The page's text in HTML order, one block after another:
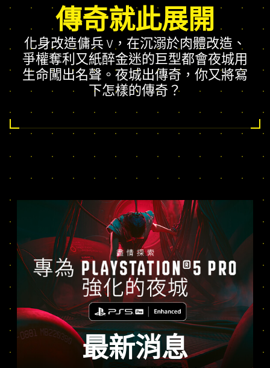
傳奇就此展開
化身改造傭兵 V，在沉溺於肉體改造、
爭權奪利又紙醉金迷的巨型都會夜城用
生命闖出名聲。夜城出傳奇，你又將寫
下怎樣的傳奇？
最新消息